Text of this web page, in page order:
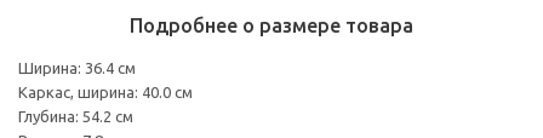
Подробнее о размере товара
Ширина: 36.4 см
Каркас, ширина: 40.0 см
Глубина: 54.2 см